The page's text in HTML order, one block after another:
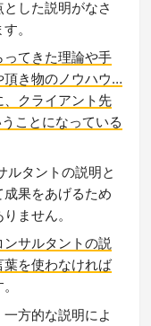
した説明がなさ
。
ってきた理論や手
頂き物のノウハウ…
クライアント先
ことになっている
タントの説明と
果をあげるため
ません。
ンサルタントの説
を使わなければ
方的な説明によ